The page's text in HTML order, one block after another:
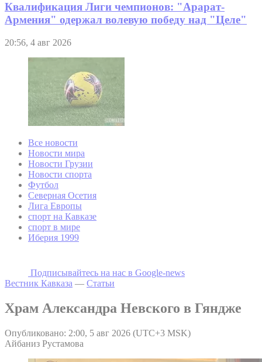
Квалификация Лиги чемпионов: "Арарат-
Армения" одержал волевую победу над "Целе"
20:56, 4 авг 2026
Все новости
Новости мира
Новости Грузии
Новости спорта
Футбол
Северная Осетия
Лига Европы
спорт на Кавказе
спорт в мире
Иберия 1999
Подписывайтесь на наc в Google-news
Вестник Кавказа — Статьи
Храм Александра Невского в Гяндже
Опубликовано: 2:00, 5 авг 2026 (UTC+3 MSK)
Айбаниз Рустамова